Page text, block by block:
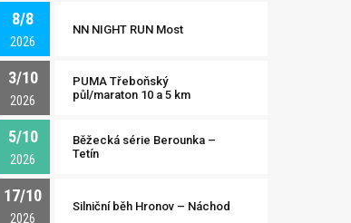
8/8
2026
NN NIGHT RUN Most
3/10
2026
PUMA Třeboňský
půl/maraton 10 a 5 km
5/10
2026
Běžecká série Berounka –
Tetín
17/10
2026
Silniční běh Hronov – Náchod